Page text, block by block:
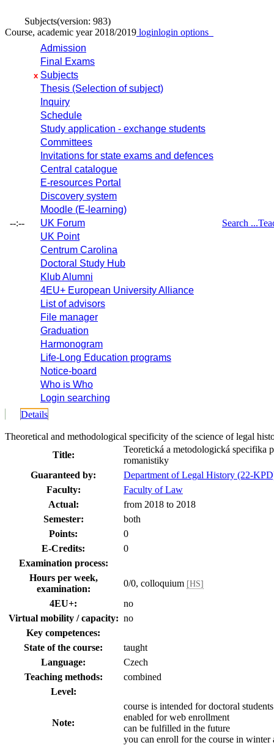
Subjects(version: 983)
Course, academic year 2018/2019 loginlogin options
--:--
Admission
Final Exams
x Subjects
Thesis (Selection of subject)
Inquiry
Schedule
Study application - exchange students
Committees
Invitations for state exams and defences
Central catalogue
E-resources Portal
Discovery system
Moodle (E-learning)
UK Forum
UK Point
Centrum Carolina
Doctoral Study Hub
Klub Alumni
4EU+ European University Alliance
List of advisors
File manager
Graduation
Harmonogram
Life-Long Education programs
Notice-board
Who is Who
Login searching
Search ...
Details
Theoretical and methodological specificity of the science of legal
Title:
Teoretická a metodologická specifika
romanistiky
Guaranteed by:
Department of Legal History (22-
Faculty:
Faculty of Law
Actual:
from 2018 to 2018
Semester:
both
Points:
0
E-Credits:
0
Examination process:
Hours per week,
examination:
0/0, colloquium [HS]
4EU+:
no
Virtual mobility / capacity: no
Key competences:
State of the course:
taught
Language:
Czech
Teaching methods:
combined
Level:
Note:
course is intended for doctoral
enabled for web enrollment
can be fulfilled in the future
you can enroll for the course in winter